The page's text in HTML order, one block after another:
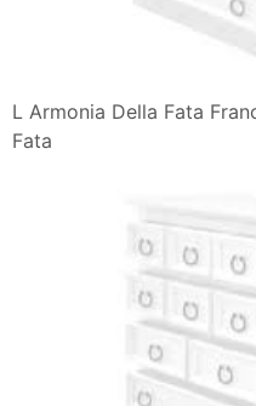
L Armonia Della Fata
Fata